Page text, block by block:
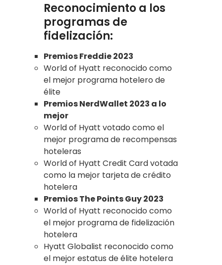
Reconocimiento a los
programas de
fidelización:
Premios Freddie 2023
World of Hyatt reconocido como
el mejor programa hotelero de
élite
Premios NerdWallet 2023 a lo
mejor
World of Hyatt votado como el
mejor programa de recompensas
hoteleras
World of Hyatt Credit Card votada
como la mejor tarjeta de crédito
hotelera
Premios The Points Guy 2023
World of Hyatt reconocido como
el mejor programa de fidelización
hotelera
Hyatt Globalist reconocido como
el mejor estatus de élite hotelera